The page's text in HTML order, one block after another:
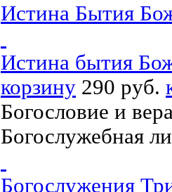
Истина Бытия
Истина бытия
корзину 290 руб.
Богословие и
Богослужебная
Богослужения